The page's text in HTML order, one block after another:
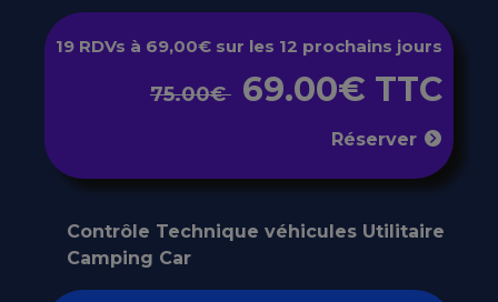
19 RDVs à 69,00€ sur les 12 prochains jours
75.00€ 69.00€ TTC
Réserver
Contrôle Technique véhicules Utilitaire
Camping Car